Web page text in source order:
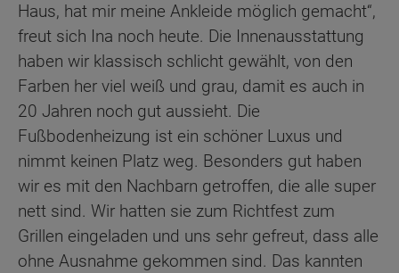
Haus, hat mir meine Ankleide möglich gemacht“,
freut sich Ina noch heute. Die Innenausstattung
haben wir klassisch schlicht gewählt, von den
Farben her viel weiß und grau, damit es auch in
20 Jahren noch gut aussieht. Die
Fußbodenheizung ist ein schöner Luxus und
nimmt keinen Platz weg. Besonders gut haben
wir es mit den Nachbarn getroffen, die alle super
nett sind. Wir hatten sie zum Richtfest zum
Grillen eingeladen und uns sehr gefreut, dass alle
ohne Ausnahme gekommen sind. Das kannten